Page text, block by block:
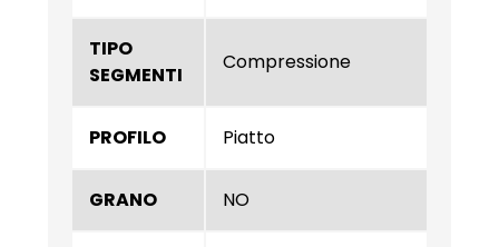
TIPO
SEGMENTI
Compressione
PROFILO Piatto
GRANO NO